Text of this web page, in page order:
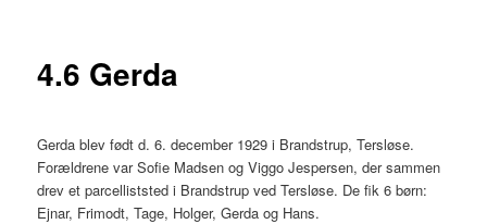
4.6 Gerda
Gerda blev født d. 6. december 1929 i Brandstrup, Tersløse.
Forældrene var Sofie Madsen og Viggo Jespersen, der sammen
drev et parcelliststed i Brandstrup ved Tersløse. De fik 6 børn:
Ejnar, Frimodt, Tage, Holger, Gerda og Hans.